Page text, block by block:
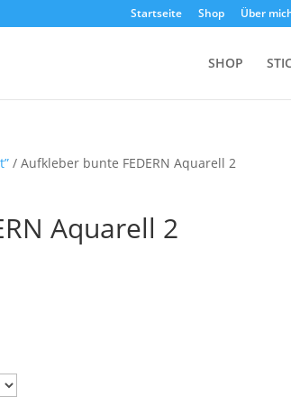
Startseite Shop Über
SHOP
/ Aufkleber bunte FEDERN Aquarell 2
Aquarell 2